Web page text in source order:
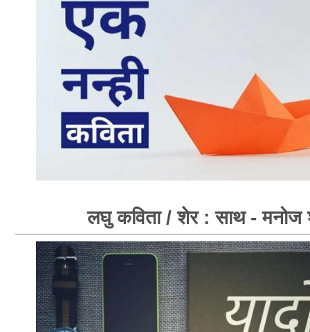
लघु कविता / शेर : साथ - मनोज